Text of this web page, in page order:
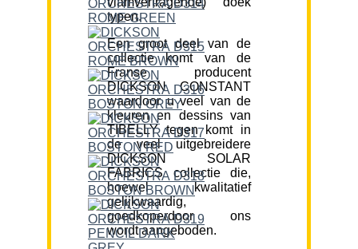
typen.
Een groot deel van de
collectie komt van de
Franse producent
DICKSON CONSTANT
waardoor u veel van de
kleuren en dessins van
TIBELLY tegen komt in
de veel uitgebreidere
DICKSON SOLAR
FABRICS collectie die,
hoewel kwalitatief
gelijkwaardig,
goedkoperdoor ons
wordt aangeboden.